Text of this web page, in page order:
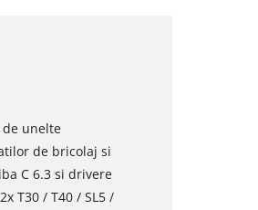
unelte
de bricolaj si
C 6.3 si drivere
T30 / T40 / SL5 /